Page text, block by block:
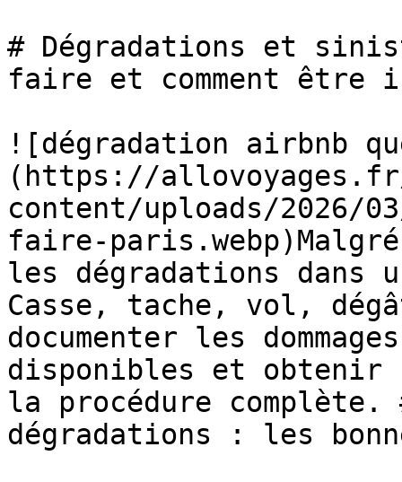
# Dégradations et
faire et comment être
![dégradation airbnb
(https://
content/uploads/2026/
faire-
les dégradations dans
Casse, tache, vol,
documenter les
disponibles et obtenir
la procédure
dégradations : les